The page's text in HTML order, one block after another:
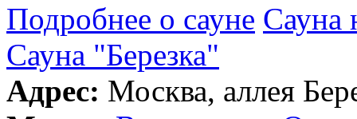
Подробнее о сауне Сауна
Сауна "Березка"
Адрес: Москва, аллея